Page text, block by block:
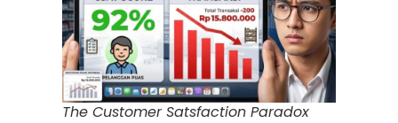
The Customer Satsfaction Paradox